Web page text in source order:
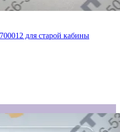
для старой кабины